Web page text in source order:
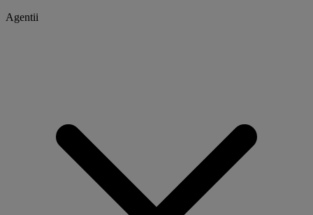
Agentii